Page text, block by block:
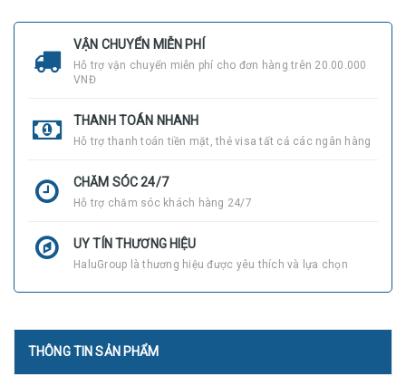
VẬN CHUYỂN MIỄN PHÍ
Hỗ trợ vận chuyển miễn phí cho đơn hàng trên 20.00.000
VNĐ
THANH TOÁN NHANH
Hỗ trợ thanh toán tiền mặt, thẻ visa tất cả các ngân hàng
CHĂM SÓC 24/7
Hỗ trợ chăm sóc khách hàng 24/7
UY TÍN THƯƠNG HIỆU
HaluGroup là thương hiệu được yêu thích và lựa chọn
THÔNG TIN SẢN PHẨM